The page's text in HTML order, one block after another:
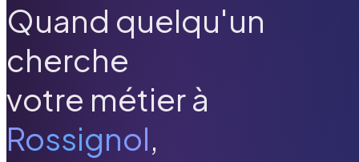
Quand quelqu'un
cherche
votre métier à
Rossignol,